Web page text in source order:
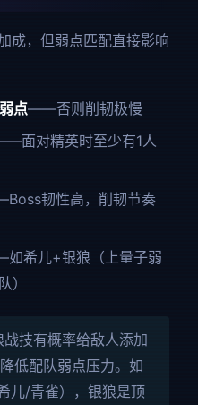
成，但弱点匹配直接影响
点——否则削韧极慢
面对精英时至少有1人
韧性高，削韧节奏
希儿+银狼（上量子弱
）
战技有概率给敌人添加
低配队弱点压力。如
儿/青雀），银狼是顶